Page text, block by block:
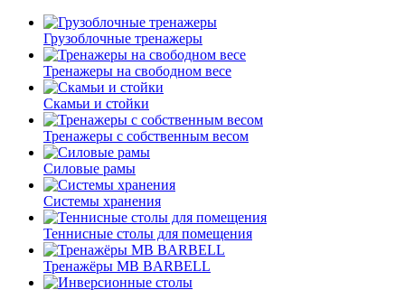
Грузоблочные тренажеры
Тренажеры на свободном весе
Скамьи и стойки
Тренажеры с собственным весом
Силовые рамы
Системы хранения
Теннисные столы для помещения
Тренажёры MB BARBELL